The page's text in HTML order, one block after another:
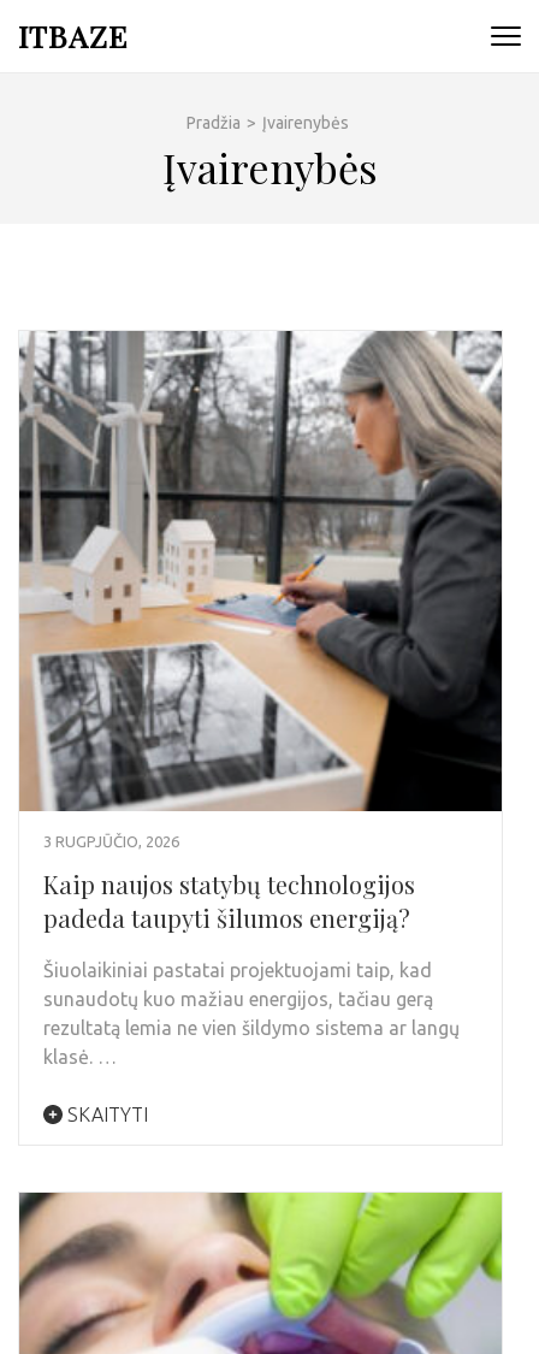
ITBAZE
Pradžia > Įvairenybės
Įvairenybės
3 RUGPJŪČIO, 2026
Kaip naujos statybų technologijos
padeda taupyti šilumos energiją?
Šiuolaikiniai pastatai projektuojami taip, kad
sunaudotų kuo mažiau energijos, tačiau gerą
rezultatą lemia ne vien šildymo sistema ar langų
klasė. …
SKAITYTI